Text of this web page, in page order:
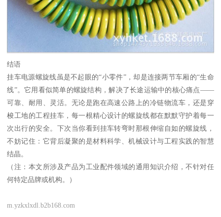
结语
挂车电源螺旋线虽是不起眼的“小零件”，却是连接两节车厢的“生命
线”。它用看似简单的螺旋结构，解决了长途运输中的核心痛点——
可靠、耐用、灵活。无论是跑在高速公路上的冷链物流车，还是穿
梭工地的工程挂车，每一根精心设计的螺旋线都在默默守护着每一
次出行的安全。下次当你看到挂车转弯时那根伸缩自如的螺旋线，
不妨记住：它背后凝聚的是材料科学、机械设计与工程实践的智慧
结晶。
（注：本文所涉及产品为工业配件领域的通用知识介绍，不针对任
何特定品牌或机构。）
m.yzkxlxdl.b2b168.com